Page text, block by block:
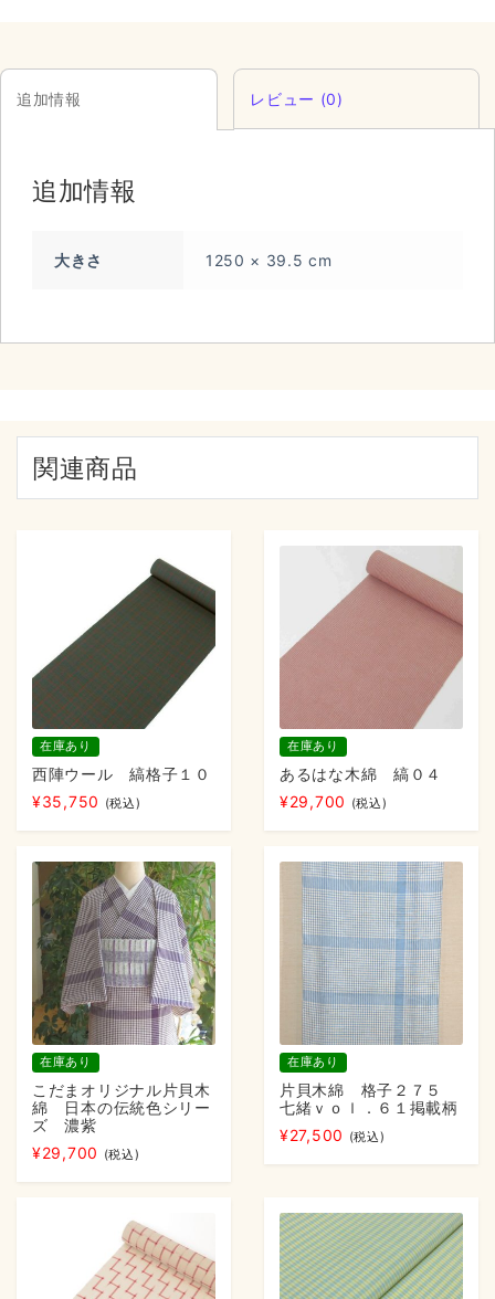
追加情報 レビュー (0)
追加情報
大きさ 1250 × 39.5 cm
関連商品
在庫あり
西陣ウール 縞格子１０
¥35,750 (税込)
在庫あり
あるはな木綿 縞０４
¥29,700 (税込)
在庫あり
こだまオリジナル片貝木
綿 日本の伝統色シリー
ズ 濃紫
¥29,700 (税込)
在庫あり
片貝木綿 格子２７５
七緒ｖｏｌ．６１掲載柄
¥27,500 (税込)